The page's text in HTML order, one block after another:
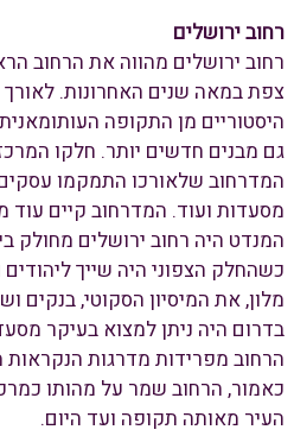
רחוב ירושלים
רחוב ירושלים מהווה את הרחוב
צפת במאה שנים האחרונות. לאורך
היסטוריים מן התקופה
גם מבנים חדשים יותר. חלקו
המדרחוב שלאורכו התמקמו עסקים
מסעדות ועוד. המדרחוב קיים
המנדט היה רחוב ירושלים מחולק
כשהחלק הצפוני היה שייך ליהודים
מלון, את המיסיון הסקוטי, בנקים
בדרום היה ניתן למצוא בעיקר
הרחוב מפרידות מדרגות הנקראות
כאמור, הרחוב שמר על מהותו
העיר מאותה תקופה ועד היום.